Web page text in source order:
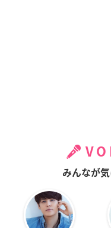
みんなが